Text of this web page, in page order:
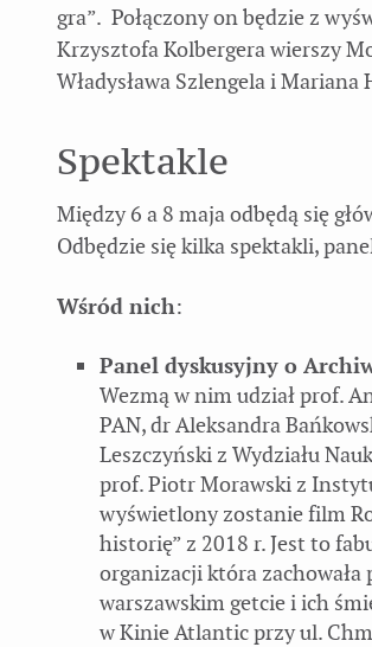
gra”. Połączony on będzie z
Krzysztofa Kolbergera wierszy
Władysława Szlengela i Mariana
Spektakle
Między 6 a 8 maja odbędą się
Odbędzie się kilka spektakli,
Wśród nich:
Panel dyskusyjny o
Wezmą w nim udział prof.
PAN, dr Aleksandra
Leszczyński z Wydziału
prof. Piotr Morawski z
wyświetlony zostanie film
historię” z 2018 r. Jest to
organizacji która
warszawskim getcie i ich
w Kinie Atlantic przy ul.